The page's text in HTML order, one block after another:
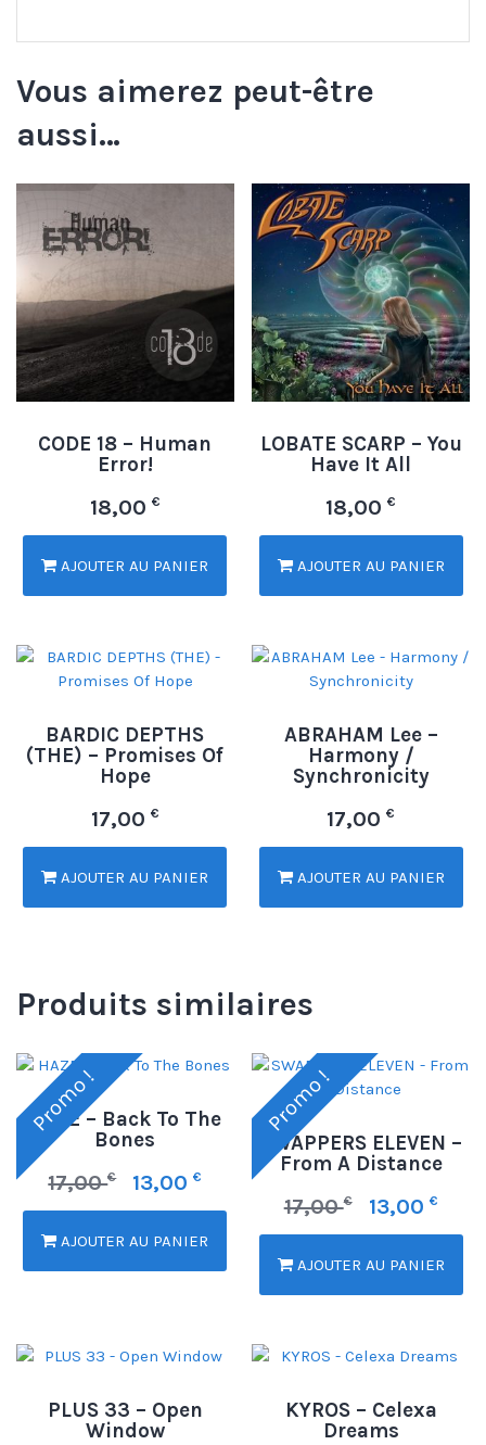
Vous aimerez peut-être
aussi…
CODE 18 – Human
Error!
18,00 €
AJOUTER AU PANIER
LOBATE SCARP – You
Have It All
18,00€
AJOUTER AU PANIER
BARDIC DEPTHS
(THE) – Promises Of
Hope
17,00 €
AJOUTER AU PANIER
ABRAHAM Lee –
Harmony /
Synchronicity
17,00€
AJOUTER AU PANIER
Produits similaires
Promo !
HAZE – Back To The
Bones
17,00€ 13,00€
AJOUTER AU PANIER
Promo !
SWAPPERS ELEVEN –
From A Distance
17,00€ 13,00 €
AJOUTER AU PANIER
PLUS 33 – Open
Window
KYROS – Celexa
Dreams